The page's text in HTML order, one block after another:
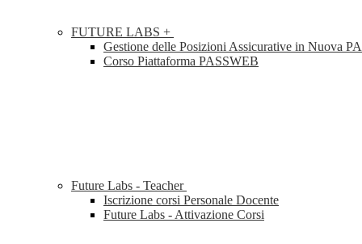
FUTURE LABS +
Gestione delle Posizioni Assicurative in Nuova
Corso Piattaforma PASSWEB
Future Labs - Teacher
Iscrizione corsi Personale Docente
Future Labs - Attivazione Corsi